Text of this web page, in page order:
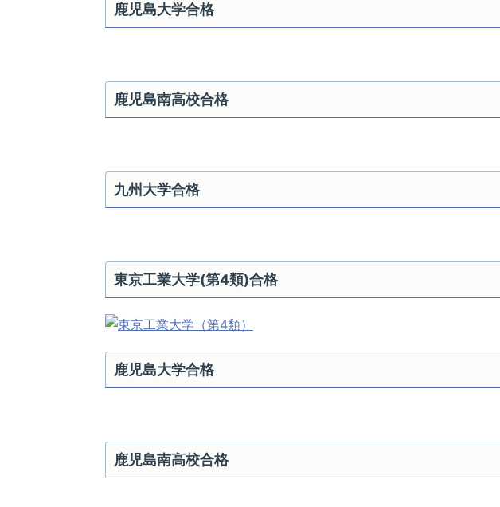
鹿児島大学合格
鹿児島南高校合格
九州大学合格
東京工業大学(第4類)合格
鹿児島大学合格
鹿児島南高校合格